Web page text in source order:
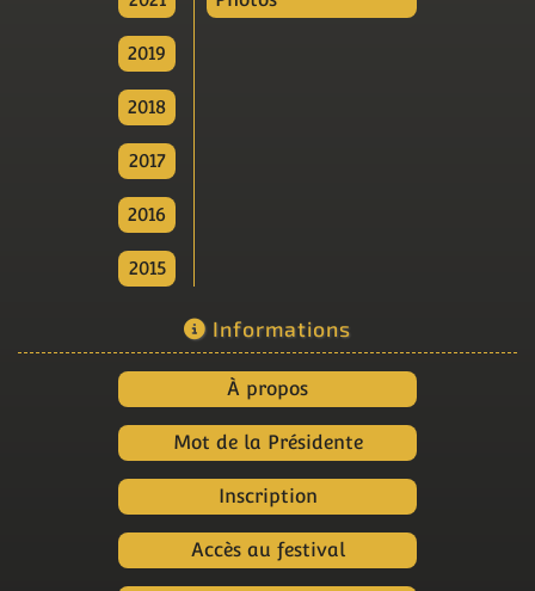
2019
2018
2017
2016
2015
Informations
À propos
Mot de la Présidente
Inscription
Accès au festival